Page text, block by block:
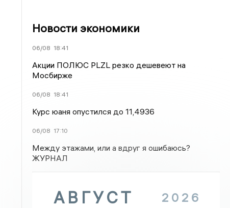
Новости экономики
06/08 18:41
Акции ПОЛЮС PLZL резко дешевеют на
Мосбирже
06/08 18:41
Курс юаня опустился до 11,4936
06/08 17:10
Между этажами, или а вдруг я ошибаюсь?
ЖУРНАЛ
АВГУСТ 2026